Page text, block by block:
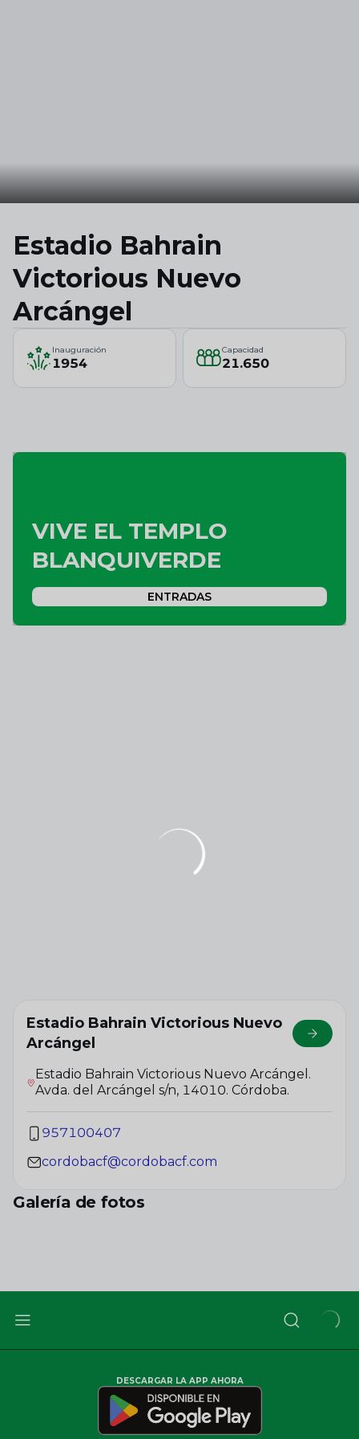
Estadio Bahrain
Victorious Nuevo
Arcángel
Inauguración
1954
Capacidad
21.650
VIVE EL TEMPLO
BLANQUIVERDE
ENTRADAS
Estadio Bahrain Victorious Nuevo
Arcángel
Ir a
Estadio Bahrain Victorious Nuevo Arcángel.
Avda. del Arcángel s/n, 14010. Córdoba.
957100407
cordobacf@cordobacf.com
Galería de fotos
DESCARGAR LA APP AHORA